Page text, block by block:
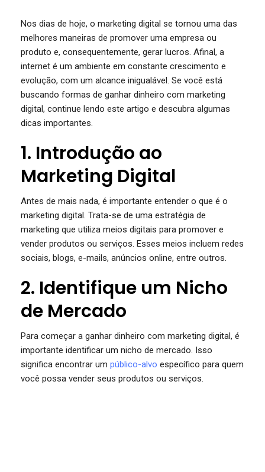
Nos dias de hoje, o marketing digital se tornou uma das
melhores maneiras de promover uma empresa ou
produto e, consequentemente, gerar lucros. Afinal, a
internet é um ambiente em constante crescimento e
evolução, com um alcance inigualável. Se você está
buscando formas de ganhar dinheiro com marketing
digital, continue lendo este artigo e descubra algumas
dicas importantes.
1. Introdução ao
Marketing Digital
Antes de mais nada, é importante entender o que é o
marketing digital. Trata-se de uma estratégia de
marketing que utiliza meios digitais para promover e
vender produtos ou serviços. Esses meios incluem redes
sociais, blogs, e-mails, anúncios online, entre outros.
2. Identifique um Nicho
de Mercado
Para começar a ganhar dinheiro com marketing digital, é
importante identificar um nicho de mercado. Isso
significa encontrar um público-alvo específico para quem
você possa vender seus produtos ou serviços.